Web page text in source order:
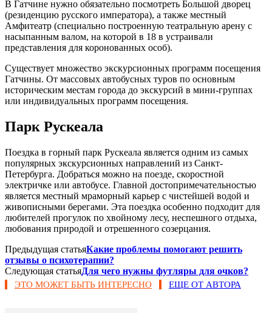
В Гатчине нужно обязательно посмотреть Большой дворец
(резиденцию русского императора), а также местный
Амфитеатр (специально построенную театральную арену с
насыпанным валом, на которой в 18 в устраивали
представления для коронованных особ).
Существует множество экскурсионных программ посещения
Гатчины. От массовых автобусных туров по основным
историческим местам города до экскурсий в мини-группах
или индивидуальных программ посещения.
Парк Рускеала
Поездка в горный парк Рускеала является одним из самых
популярных экскурсионных направлений из Санкт-
Петербурга. Добраться можно на поезде, скоростной
электричке или автобусе. Главной достопримечательностью
является местный мраморный карьер с чистейшей водой и
живописными берегами. Эта поездка особенно подходит для
любителей прогулок по хвойному лесу, неспешного отдыха,
любования природой и отрешенного созерцания.
Предыдущая статьяКакие проблемы помогают решить
отзывы о психотерапии?
Следующая статьяДля чего нужны футляры для очков?
ЭТО МОЖЕТ БЫТЬ ИНТЕРЕСНО ЕЩЕ ОТ АВТОРА